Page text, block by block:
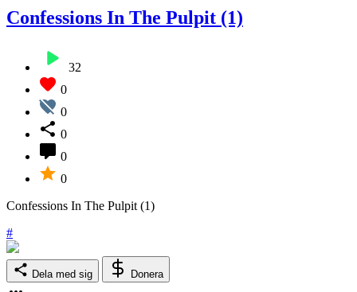
Confessions In The Pulpit (1)
32
0
0
0
0
0
Confessions In The Pulpit (1)
#
Dela med sig Donera